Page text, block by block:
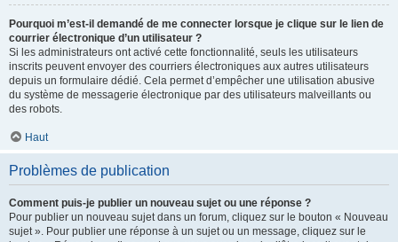
Pourquoi m’est-il demandé de me connecter lorsque je clique sur le lien de
courrier électronique d’un utilisateur ?
Si les administrateurs ont activé cette fonctionnalité, seuls les utilisateurs
inscrits peuvent envoyer des courriers électroniques aux autres utilisateurs
depuis un formulaire dédié. Cela permet d’empêcher une utilisation abusive
du système de messagerie électronique par des utilisateurs malveillants ou
des robots.
Haut
Problèmes de publication
Comment puis-je publier un nouveau sujet ou une réponse ?
Pour publier un nouveau sujet dans un forum, cliquez sur le bouton « Nouveau
sujet ». Pour publier une réponse à un sujet ou un message, cliquez sur le